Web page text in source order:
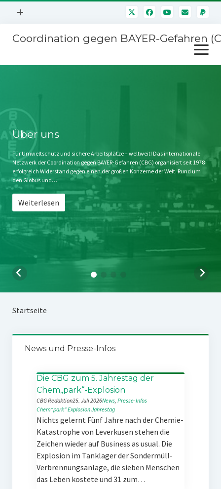
Menü
+
Mitmachen
Kontakt
Impressum
Störfälle
Coordination gegen BAYER-Gefahren
Menü
öffnen
Stichwort BAYER
Jahrestagung
SPENDEN
Über uns
Für Umweltschutz und sichere Arbeitsplätze – weltweit! Das internationale
Netzwerk der Coordination gegen BAYER-Gefahren (CBG) organisiert seit 1978
erfolgreich Widerstand gegen einen der großen Konzerne der Welt. Rund um
den Globus und…
Weiterlesen
Startseite
News und Presse-Infos
Die CBG zum 5. Jahrestag der
Chem„park“-Explosion
CBG Redaktion25. Juli 2026News, Presse-Infos
Chem“park“ExplosionJahrestag
Nichts gelernt Fünf Jahre nach der Chemie-
Katastrophe von Leverkusen stehen die
Zeichen wieder auf Business as usual. Die
Explosion im Tanklager der Sondermüll-
Verbrennungsanlage, die sieben Menschen
das Leben kostete und 31 zum…